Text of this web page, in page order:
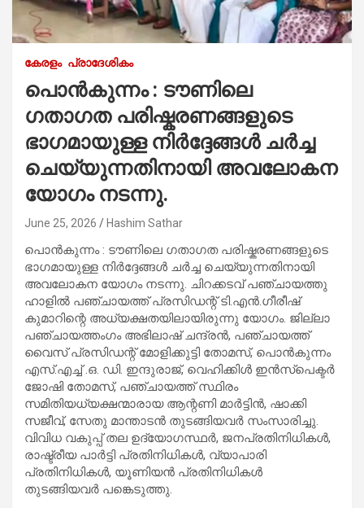
കേരളം പ്രാദേശികം
പൊൻകുന്നം : ടൗണിലെ
ഗതാഗത പരിഷ്കരണങ്ങളുടെ
ഭാഗമായുള്ള നിർദ്ദേങ്ങൾ ചർച്ച
ചെയ്യുന്നതിനായി അവലോകന
യോഗം നടന്നു.
June 25, 2026 Hashim Sathar
പൊൻകുന്നം : ടൗണിലെ ഗതാഗത പരിഷ്കരണങ്ങളുടെ
ഭാഗമായുള്ള നിർദ്ദേങ്ങൾ ചർച്ച ചെയ്യുന്നതിനായി
അവലോകന യോഗം നടന്നു. ചിറക്കടവ് പഞ്ചായത്തു
ഹാളിൽ പഞ്ചായത്ത് പ്രസിഡന്റ് ടി.എൻ.ഗീരീഷ്
കുമാറിന്റെ അധ്യക്ഷതയിലായിരുന്നു യോഗം. ജില്ലാ
പഞ്ചായത്തംഗം അഭിലാഷ് ചന്ദ്രൻ, പഞ്ചായത്ത്
വൈസ് പ്രസിഡന്റ് മോളിക്കുട്ടി തോമസ്, പൊൻകുന്നം
എസ്.എച്ച് .ഒ. ഡി. ഇന്ദുരാജ്, വെഹിക്കിൾ ഇൻസ്പെക്ടർ
ജോഷി തോമസ്, പഞ്ചായത്ത് സ്ഥിരം
സമിതിയധ്യക്ഷന്മാരായ ആന്റണി മാർട്ടിൻ, ഷാക്കി
സജീവ്, സേതു മാന്താടൻ തുടങ്ങിയവർ സംസാരിച്ചു.
വിവിധ വകുപ്പ് തല ഉദ്യോഗസ്ഥർ, ജനപ്രതിനിധികൾ,
രാഷ്ട്രീയ പാർട്ടി പ്രതിനിധികൾ, വ്യാപാരി
പ്രതിനിധികൾ, യൂണിയൻ പ്രതിനിധികൾ
തുടങ്ങിയവർ പങ്കെടുത്തു.